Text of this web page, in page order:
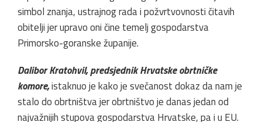
simbol znanja, ustrajnog rada i požvrtvovnosti čitavih
obitelji jer upravo oni čine temelj gospodarstva
Primorsko-goranske županije.
Dalibor Kratohvil, predsjednik Hrvatske obrtničke
komore,istaknuo je kako je svečanost dokaz da nam je
stalo do obrtništva jer obrtništvo je danas jedan od
najvažnijih stupova gospodarstva Hrvatske, pa i u EU.